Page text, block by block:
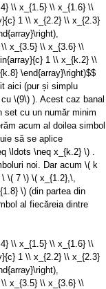
\\ x_{1.5} \\ x_{1.6} \\
1 \\ x_{2.2} \\ x_{2.3}
x_{3.5} \\ x_{3.6} \\
1 \\ x_{k.2} \\
\end{array}\right)$$
aici (pur și simplu
\(9\) ). Acest caz banal
set cu un număr minim
acum al doilea simbol
să se aplice
\ldots \neq x_{k.2} \)
noi. Dar acum \( k
\ \( 7 \) \( x_{1.2},\,
\) (din partea din
al fiecăreia dintre
\\ x_{1.5} \\ x_{1.6} \\
1 \\ x_{2.2} \\ x_{2.3}
x_{3.5} \\ x_{3.6} \\